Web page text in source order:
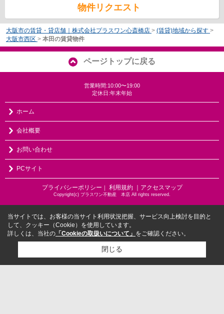
物件リクエスト
大阪市の賃貸・貸店舗｜株式会社プラスワン心斎橋店 > (賃貸)地域から探す >
大阪市西区 > 本田の賃貸物件
ページトップに戻る
営業時間:10:00〜19:00
定休日:年末年始
ホーム
会社概要
お問い合わせ
PCサイト
プライバシーポリシー ｜ 利用規約 ｜アクセスマップ
Copyright(c) プラスワン不動産 本店 All rights reserved.
当サイトでは、お客様の当サイト利用状況把握、サービス向上検討を目的と
して、クッキー（Cookie）を使用しています。
詳しくは、当社の 「Cookieの取扱いについて」 をご確認ください。
閉じる